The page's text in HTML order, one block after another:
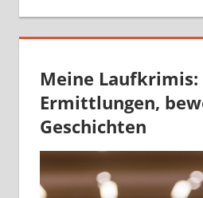
Meine Laufkrimis:
Ermittlungen,
Geschichten